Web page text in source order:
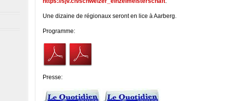
Une dizaine de régionaux seront en lice à Aarberg.
Programme:
Presse: